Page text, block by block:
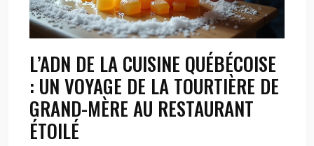
L’ADN DE LA CUISINE QUÉBÉCOISE
: UN VOYAGE DE LA TOURTIÈRE DE
GRAND-MÈRE AU RESTAURANT
ÉTOILÉ